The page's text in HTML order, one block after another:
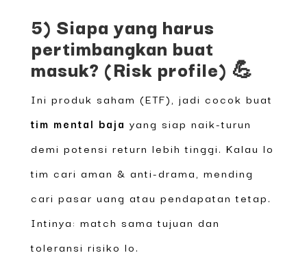
5) Siapa yang harus
pertimbangkan buat
masuk? (Risk profile) 💪
Ini produk saham (ETF), jadi cocok buat
tim mental baja yang siap naik-turun
demi potensi return lebih tinggi. Kalau lo
tim cari aman & anti-drama, mending
cari pasar uang atau pendapatan tetap.
Intinya: match sama tujuan dan
toleransi risiko lo.